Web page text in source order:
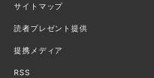
サイトマップ
読者プレゼント提供
提携メディア
RSS